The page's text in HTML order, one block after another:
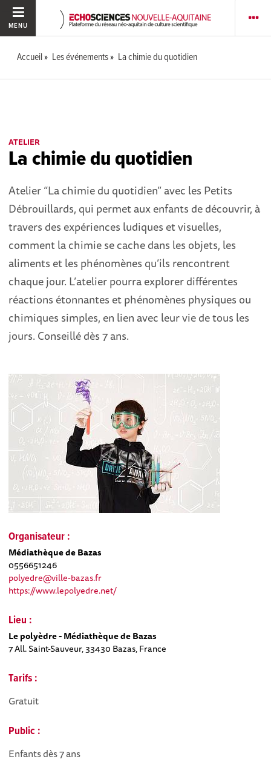
MENU
Accueil Les événements La chimie du quotidien
ATELIER
La chimie du quotidien
Atelier “La chimie du quotidien” avec les Petits
Débrouillards, qui permet aux enfants de découvrir, à
travers des expériences ludiques et visuelles,
comment la chimie se cache dans les objets, les
aliments et les phénomènes qu’ils rencontrent
chaque jour. L’atelier pourra explorer différentes
réactions étonnantes et phénomènes physiques ou
chimiques simples, en lien avec leur vie de tous les
jours. Conseillé dès 7 ans.
Organisateur :
Médiathèque de Bazas
0556651246
polyedre@ville-bazas.fr
https://www.lepolyedre.net/
Lieu :
Le polyèdre - Médiathèque de Bazas
7 All. Saint-Sauveur, 33430 Bazas, France
Tarifs :
Gratuit
Public :
Enfants dès 7 ans